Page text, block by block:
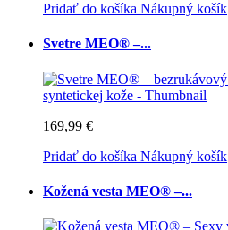
Pridať do košíka Nákupný košík
Svetre MEO® –...
169,99 €
Pridať do košíka Nákupný košík
Kožená vesta MEO® –...